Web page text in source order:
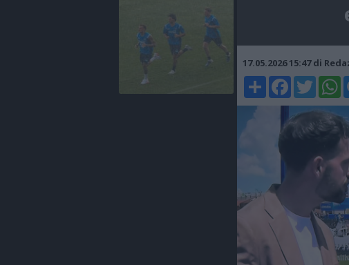
17.05.2026 15:47 di
ShareFacebookTwitter